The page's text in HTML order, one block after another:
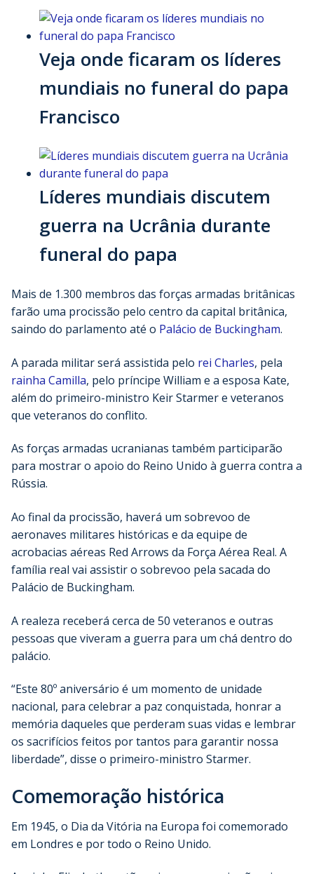
Veja onde ficaram os líderes
mundiais no funeral do papa
Francisco
Líderes mundiais discutem
guerra na Ucrânia durante
funeral do papa
Mais de 1.300 membros das forças armadas britânicas
farão uma procissão pelo centro da capital britânica,
saindo do parlamento até o Palácio de Buckingham.
A parada militar será assistida pelo rei Charles, pela
rainha Camilla, pelo príncipe William e a esposa Kate,
além do primeiro-ministro Keir Starmer e veteranos
que veteranos do conflito.
As forças armadas ucranianas também participarão
para mostrar o apoio do Reino Unido à guerra contra a
Rússia.
Ao final da procissão, haverá um sobrevoo de
aeronaves militares históricas e da equipe de
acrobacias aéreas Red Arrows da Força Aérea Real. A
família real vai assistir o sobrevoo pela sacada do
Palácio de Buckingham.
A realeza receberá cerca de 50 veteranos e outras
pessoas que viveram a guerra para um chá dentro do
palácio.
“Este 80º aniversário é um momento de unidade
nacional, para celebrar a paz conquistada, honrar a
memória daqueles que perderam suas vidas e lembrar
os sacrifícios feitos por tantos para garantir nossa
liberdade”, disse o primeiro-ministro Starmer.
Comemoração histórica
Em 1945, o Dia da Vitória na Europa foi comemorado
em Londres e por todo o Reino Unido.